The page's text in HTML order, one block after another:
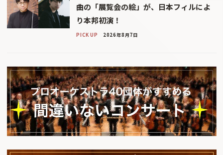
曲の「展覧会の絵」が、日本フィルによ
り本邦初演！
PICK UP 2026年8月7日